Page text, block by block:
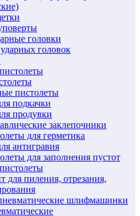
головки
головок
пистолеты
подкачки
продувки
заклепочники
для герметика
антигравия
для заполнения пустот
для пиления, отрезания,
шлифмашинки